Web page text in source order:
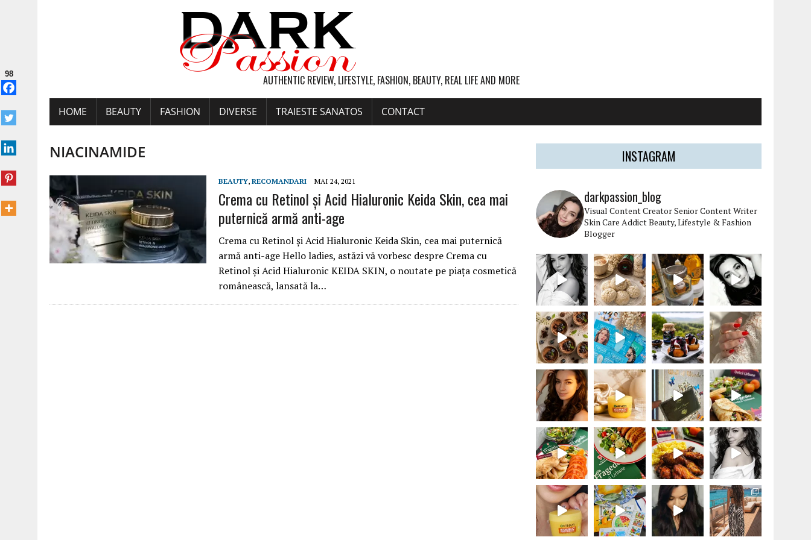
AUTHENTIC REVIEW, LIFESTYLE, FASHION, BEAUTY, REAL LIFE AND MORE
HOME BEAUTY FASHION DIVERSE TRAIESTE SANATOS CONTACT
NIACINAMIDE
BEAUTY, RECOMANDARI MAI 24, 2021
Crema cu Retinol și Acid Hialuronic Keida Skin, cea mai
puternică armă anti-age
Crema cu Retinol și Acid Hialuronic Keida Skin, cea mai puternică
armă anti-age Hello ladies, astăzi vă vorbesc despre Crema cu
Retinol și Acid Hialuronic KEIDA SKIN, o noutate pe piața cosmetică
românească, lansată la…
98
INSTAGRAM
darkpassion_blog
Visual Content CreatorSenior Content Writer
Skin Care AddictBeauty, Lifestyle & Fashion
Blogger